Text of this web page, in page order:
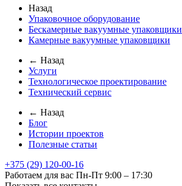
Назад
Упаковочное оборудование
Бескамерные вакуумные упаковщики
Камерные вакуумные упаковщики
← Назад
Услуги
Технологическое проектирование
Технический сервис
← Назад
Блог
Истории проектов
Полезные статьи
+375 (29) 120-00-16
Работаем для вас Пн-Пт 9:00 – 17:30